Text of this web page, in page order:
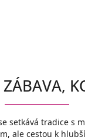
setkává tradice s
ale cestou k